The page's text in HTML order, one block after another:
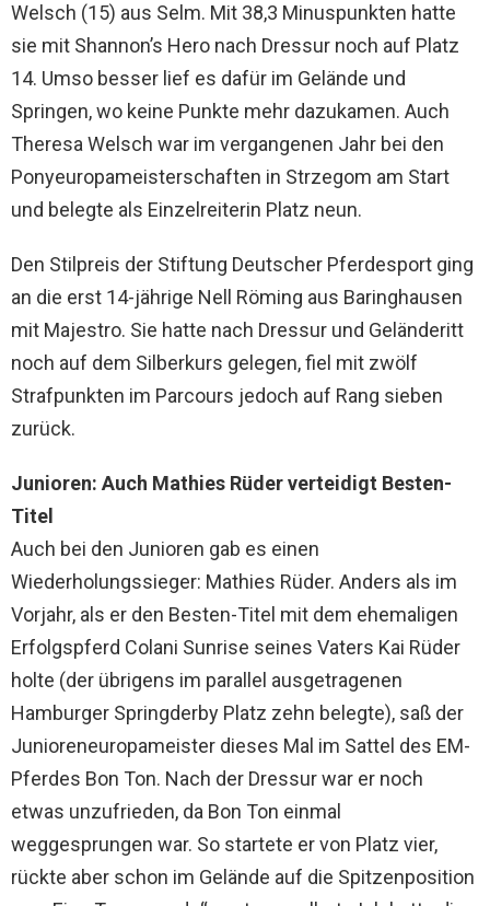
Welsch (15) aus Selm. Mit 38,3 Minuspunkten hatte
sie mit Shannon’s Hero nach Dressur noch auf Platz
14. Umso besser lief es dafür im Gelände und
Springen, wo keine Punkte mehr dazukamen. Auch
Theresa Welsch war im vergangenen Jahr bei den
Ponyeuropameisterschaften in Strzegom am Start
und belegte als Einzelreiterin Platz neun.
Den Stilpreis der Stiftung Deutscher Pferdesport ging
an die erst 14-jährige Nell Röming aus Baringhausen
mit Majestro. Sie hatte nach Dressur und Geländeritt
noch auf dem Silberkurs gelegen, fiel mit zwölf
Strafpunkten im Parcours jedoch auf Rang sieben
zurück.
Junioren: Auch Mathies Rüder verteidigt Besten-
Titel
Auch bei den Junioren gab es einen
Wiederholungssieger: Mathies Rüder. Anders als im
Vorjahr, als er den Besten-Titel mit dem ehemaligen
Erfolgspferd Colani Sunrise seines Vaters Kai Rüder
holte (der übrigens im parallel ausgetragenen
Hamburger Springderby Platz zehn belegte), saß der
Junioreneuropameister dieses Mal im Sattel des EM-
Pferdes Bon Ton. Nach der Dressur war er noch
etwas unzufrieden, da Bon Ton einmal
weggesprungen war. So startete er von Platz vier,
rückte aber schon im Gelände auf die Spitzenposition